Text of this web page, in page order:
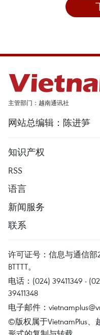
主管部门：越南通讯社
网站总编辑：陈进笋
知识产权
RSS
语言
新闻服务
联系
许可证号：信息与通信部
BTTTT。
电话：(024) 39411349 -
39411348
电子邮件：
©版权属于VietnamPlus